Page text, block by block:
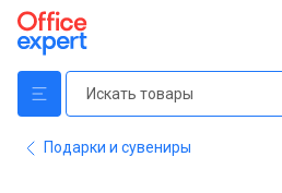
Подарки и сувениры